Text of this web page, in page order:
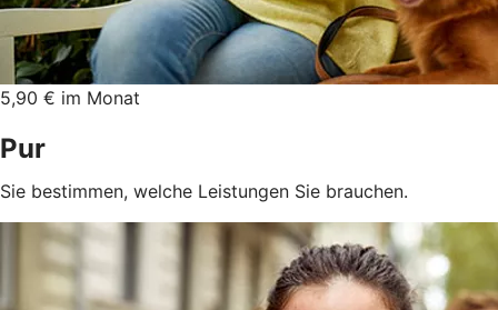
5,90 € im Monat
Pur
Sie bestimmen, welche Leistungen Sie brauchen.